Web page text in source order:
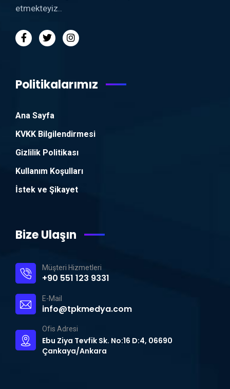
etmekteyiz..
Politikalarımız
Ana Sayfa
KVKK Bilgilendirmesi
Gizlilik Politikası
Kullanım Koşulları
İstek ve Şikayet
Bize Ulaşın
Müşteri Hizmetleri
+90 551 123 9331
E-Mail
info@tpkmedya.com
Ofis Adresi
Ebu Ziya Tevfik Sk. No:16 D:4, 06690
Çankaya/Ankara